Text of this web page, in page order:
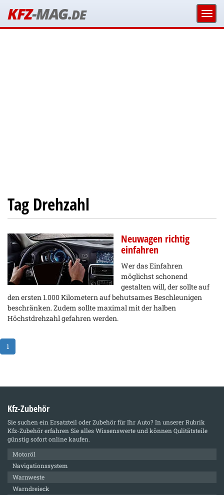
KFZ-MAG.DE
Tag Drehzahl
Neuwagen richtig
einfahren
Wer das Einfahren
möglichst schonend
gestalten will, der sollte auf
den ersten 1.000 Kilometern auf behutsames Beschleunigen
beschränken. Zudem sollte maximal mit der halben
Höchstdrehzahl gefahren werden.
1
Kfz-Zubehör
Sie suchen ein Ersatzteil oder Zubehör für Ihr Auto? In unserer Rubrik
Kfz-Zubehörerfahren Sie alles Wissenswerte und können Qulitätsteile
günstig sofort online kaufen.
Motoröl
Navigationssystem
Warnweste
Warndreieck